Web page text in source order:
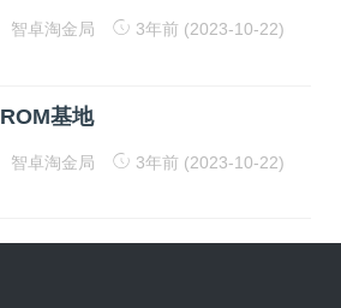
智卓淘金局 3年前 (2023-10-22)
ROM基地
智卓淘金局 3年前 (2023-10-22)